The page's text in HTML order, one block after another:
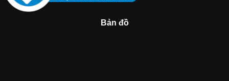
Bản đồ